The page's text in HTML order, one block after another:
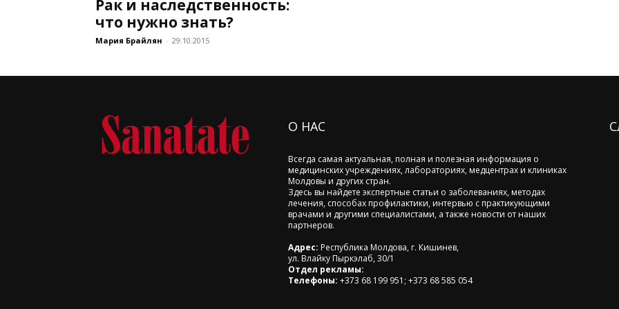
Рак и наследственность:
что нужно знать?
Мария Брайлян - 29.10.2015
О НАС
Всегда самая актуальная, полная и полезная информация о
медицинских учреждениях, лабораториях, медцентрах и клиниках
Молдовы и других стран.
Здесь вы найдете экспертные статьи о заболеваниях, методах
лечения, способах профилактики, интервью с практикующими
врачами и другими специалистами, а также новости от наших
партнеров.
Адрес: Республика Молдова, г. Кишинев,
ул. Влайку Пыркэлаб, 30/1
Отдел рекламы:
Телефоны: +373 68 199 951; +373 68 585 054